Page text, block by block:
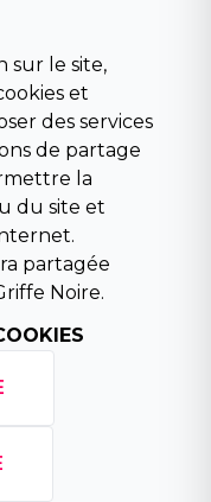
sur le site,
et
des services
de partage
la
du site et
partagée
Noire.